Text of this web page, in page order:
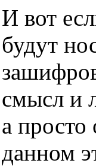
И вот
будут
смысл и
а просто
данном